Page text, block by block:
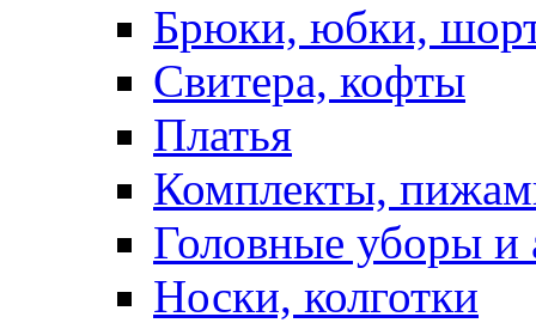
Брюки, юбки,
Свитера, кофты
Платья
Комплекты,
Головные уборы и
Носки, колготки